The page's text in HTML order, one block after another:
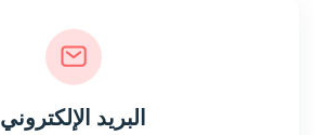
البريد الإلكتروني